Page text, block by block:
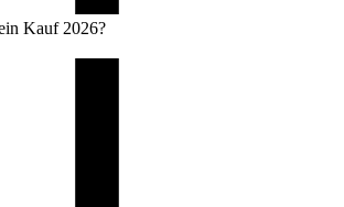
Kauf 2026?